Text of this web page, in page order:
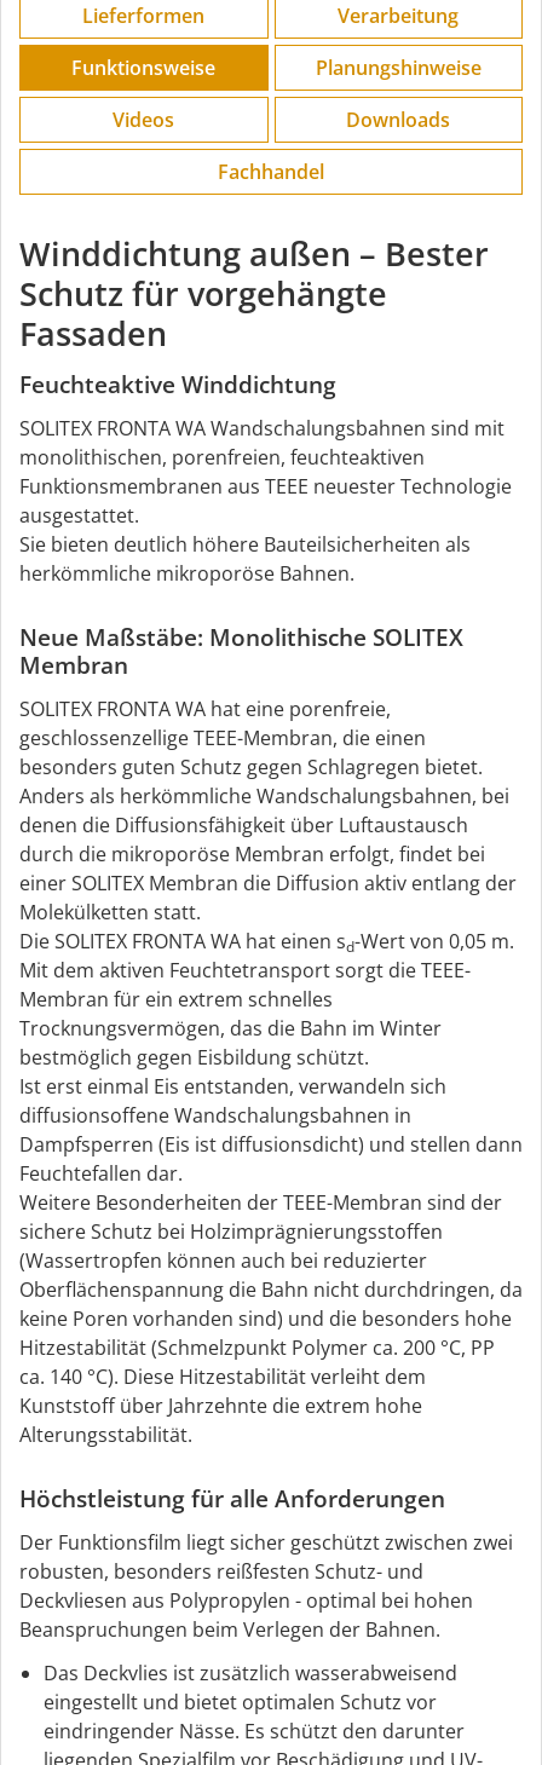
Lieferformen
Verarbeitung
Funktions­weise
Planungs­hinweise
Videos
Downloads
Fachhandel
Winddichtung außen – Bester
Schutz für vorgehängte
Fassaden
Feuchteaktive Winddichtung
SOLITEX FRONTA WA Wandschalungsbahnen sind mit
monolithischen, porenfreien, feuchteaktiven
Funktionsmembranen aus TEEE neuester Technologie
ausgestattet.
Sie bieten deutlich höhere Bauteilsicherheiten als
herkömmliche mikroporöse Bahnen.
Neue Maßstäbe: Monolithische SOLITEX
Membran
SOLITEX FRONTA WA hat eine porenfreie,
geschlossenzellige TEEE-Membran, die einen
besonders guten Schutz gegen Schlagregen bietet.
Anders als herkömmliche Wandschalungsbahnen, bei
denen die Diffusionsfähigkeit über Luftaustausch
durch die mikroporöse Membran erfolgt, findet bei
einer SOLITEX Membran die Diffusion aktiv entlang der
Molekülketten statt.
Die SOLITEX FRONTA WA hat einen sd-Wert von 0,05 m.
Mit dem aktiven Feuchtetransport sorgt die TEEE-
Membran für ein extrem schnelles
Trocknungsvermögen, das die Bahn im Winter
bestmöglich gegen Eisbildung schützt.
Ist erst einmal Eis entstanden, verwandeln sich
diffusionsoffene Wandschalungsbahnen in
Dampfsperren (Eis ist diffusionsdicht) und stellen dann
Feuchtefallen dar.
Weitere Besonderheiten der TEEE-Membran sind der
sichere Schutz bei Holzimprägnierungsstoffen
(Wassertropfen können auch bei reduzierter
Oberflächenspannung die Bahn nicht durchdringen, da
keine Poren vorhanden sind) und die besonders hohe
Hitzestabilität (Schmelzpunkt Polymer ca. 200 °C, PP
ca. 140 °C). Diese Hitzestabilität verleiht dem
Kunststoff über Jahrzehnte die extrem hohe
Alterungsstabilität.
Höchstleistung für alle Anforderungen
Der Funktionsfilm liegt sicher geschützt zwischen zwei
robusten, besonders reißfesten Schutz- und
Deckvliesen aus Polypropylen - optimal bei hohen
Beanspruchungen beim Verlegen der Bahnen.
Das Deckvlies ist zusätzlich wasserabweisend
eingestellt und bietet optimalen Schutz vor
eindringender Nässe. Es schützt den darunter